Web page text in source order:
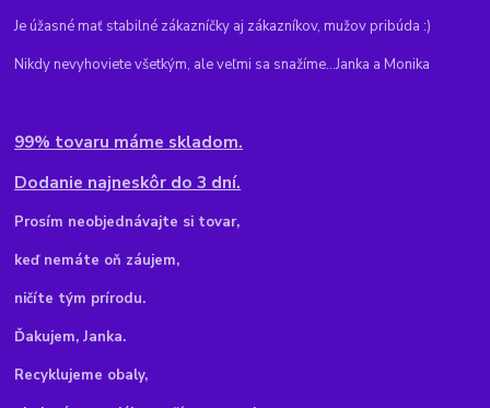
Je úžasné mať stabilné zákazníčky aj zákazníkov, mužov pribúda :)
Nikdy nevyhoviete všetkým, ale veľmi sa snažíme...Janka a Monika
99% tovaru máme skladom.
Dodanie najneskôr do 3 dní.
Prosím neobjednávajte si tovar,
keď nemáte oň záujem,
ničíte tým prírodu.
Ďakujem, Janka.
Recyklujeme obaly,